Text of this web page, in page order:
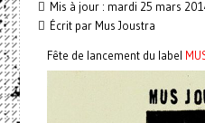
Mis à jour : mardi 25 mars
Écrit par Mus Joustra
Fête de lancement du label